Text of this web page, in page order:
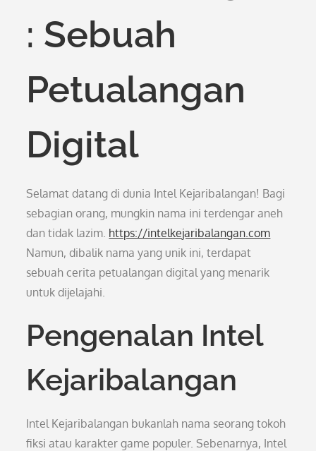
: Sebuah
Petualangan
Digital
Selamat datang di dunia Intel Kejaribalangan! Bagi
sebagian orang, mungkin nama ini terdengar aneh
dan tidak lazim. https://intelkejaribalangan.com
Namun, dibalik nama yang unik ini, terdapat
sebuah cerita petualangan digital yang menarik
untuk dijelajahi.
Pengenalan Intel
Kejaribalangan
Intel Kejaribalangan bukanlah nama seorang tokoh
fiksi atau karakter game populer. Sebenarnya, Intel